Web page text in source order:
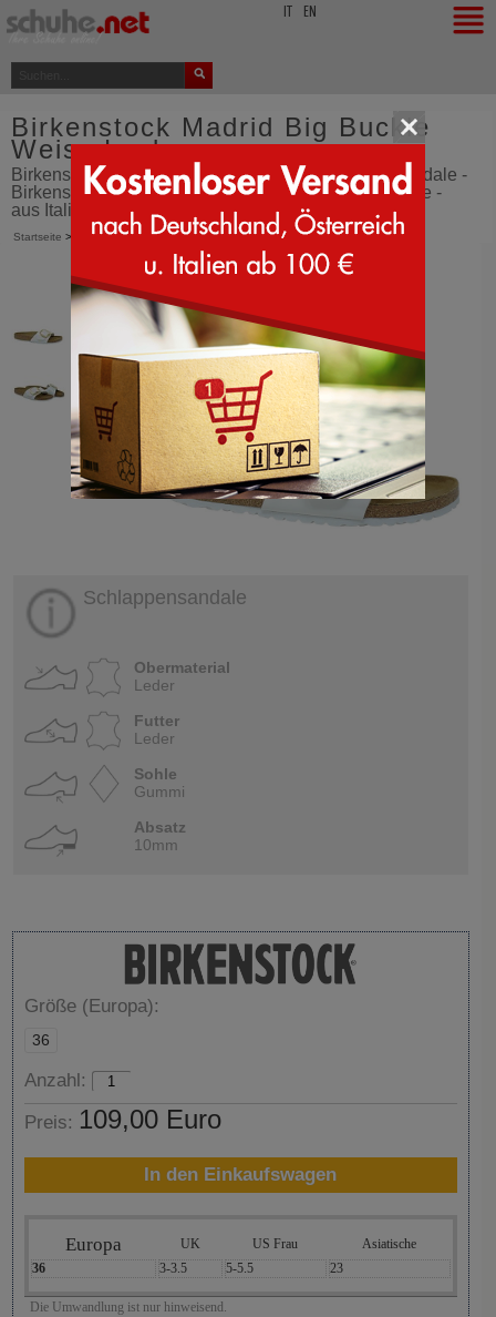
EN
Birkenstock Madrid Big Buckle
Weiss Lack
Birkenstock Madrid große Schliesse - Schlappensandale -
Birkenstock Madrid Big Buckle - Weiss Lack - Schuhe -
aus Italien bestellen - SCHUHE.net
Startseite > Birkenstock > Madrid Big Buckle>Weiss Lack
Schlappensandale
Obermaterial
Leder
Futter
Leder
Sohle
Gummi
Absatz
10mm
Größe (Europa):
36
Anzahl:
Preis: 109,00 Euro
In den Einkaufswagen
Europa UK US Frau
Asiatische
36
3-3.5 5-5.5 23
Die Umwandlung ist nur hinweisend.